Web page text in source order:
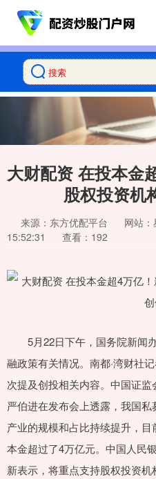
大财配资 在投本金
股权投资机
来源：东方优配平台 网站
15:52:31
查看：192
5月22日下午，国务院新闻
融政策有关情况。南都·湾财社
次提及创投相关内容。中国证
严伯进在发布会上透露，我国
产业的规模和占比持续提升，
本金超过了4万亿元。中国人民
新表示，将重点支持股权投资